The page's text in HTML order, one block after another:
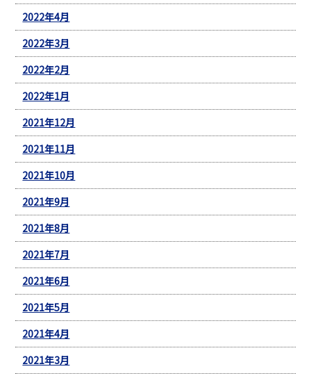
2022年4月
2022年3月
2022年2月
2022年1月
2021年12月
2021年11月
2021年10月
2021年9月
2021年8月
2021年7月
2021年6月
2021年5月
2021年4月
2021年3月